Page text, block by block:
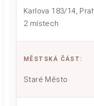
Karlova 183/14,
2 místech
MĚSTSKÁ ČÁST :
Staré Město